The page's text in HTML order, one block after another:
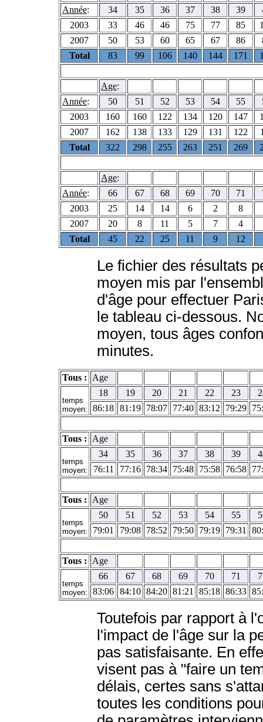
Année: 34 35 36 37 38 39
2003
33 46 46 75 77 85
2007
50 53 60 65 67 86
Total
83 99 106 140 144 171
Age:
Année: 50 51 52 53 54 55
2003
160 160 122 134 120 147
2007
162 138 133 129 131 122
Total
322 298 255 263 251 269
Age:
Année: 66 67 68 69 70 71
2003
25 14 14 6 2
8
2007
20 8 11 5 7
4
Total
45 22 25 11 9 12
Le fichier des résultats
moyen mis par
d'âge pour effectuer
le tableau ci-dessous.
moyen, tous âges
minutes.
Tous : Age
temps
moyen:
18 19 20 21 22 23
86:18 81:19 78:07 77:40 83:12 79:29
Tous : Age
temps
moyen:
34 35 36 37 38 39
76:11
77:16 78:34 75:48 75:58 76:58
Tous : Age
temps
moyen:
50 51 52 53 54 55
79:01
79:08 78:52 79:50 79:19 79:31
Tous : Age
temps
moyen:
66 67 68 69 70 71
83:06 84:10 84:20 81:21 85:18 86:33
Toutefois par rapport à
l'impact de l'âge sur la
pas satisfaisante. En
visent pas à "faire un
délais, certes sans
toutes les conditions